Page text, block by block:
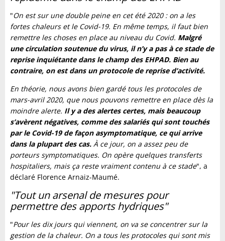
"On est sur une double peine en cet été 2020 : on a les
fortes chaleurs et le Covid-19. En même temps, il faut bien
remettre les choses en place au niveau du Covid. Malgré
une circulation soutenue du virus, il n’y a pas à ce stade de
reprise inquiétante dans le champ des EHPAD. Bien au
contraire, on est dans un protocole de reprise d’activité.
En théorie, nous avons bien gardé tous les protocoles de
mars-avril 2020, que nous pouvons remettre en place dès la
moindre alerte. Il y a des alertes certes, mais beaucoup
s’avèrent négatives, comme des salariés qui sont touchés
par le Covid-19 de façon asymptomatique, ce qui arrive
dans la plupart des cas. À ce jour, on a assez peu de
porteurs symptomatiques. On opère quelques transferts
hospitaliers, mais ça reste vraiment contenu à ce stade", a
déclaré Florence Arnaiz-Maumé.
"Tout un arsenal de mesures pour
permettre des apports hydriques"
"Pour les dix jours qui viennent, on va se concentrer sur la
gestion de la chaleur. On a tous les protocoles qui sont mis